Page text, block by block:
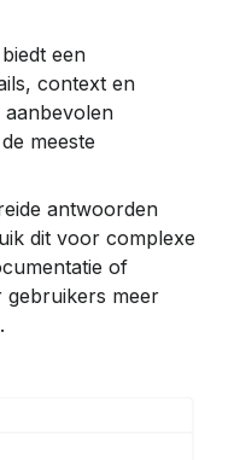
biedt een
context en
aanbevolen
meeste
antwoorden
dit voor complexe
of
meer